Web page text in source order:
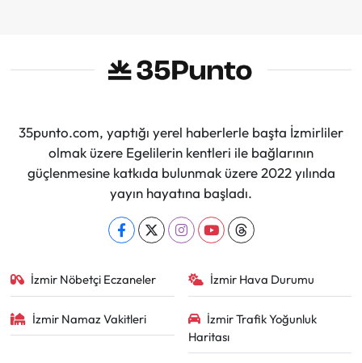
35punto.com, yaptığı yerel haberlerle başta İzmirliler
olmak üzere Egelilerin kentleri ile bağlarının
güçlenmesine katkıda bulunmak üzere 2022 yılında
yayın hayatına başladı.
İzmir Nöbetçi Eczaneler İzmir Hava Durumu
İzmir Namaz Vakitleri
İzmir Trafik Yoğunluk
Haritası